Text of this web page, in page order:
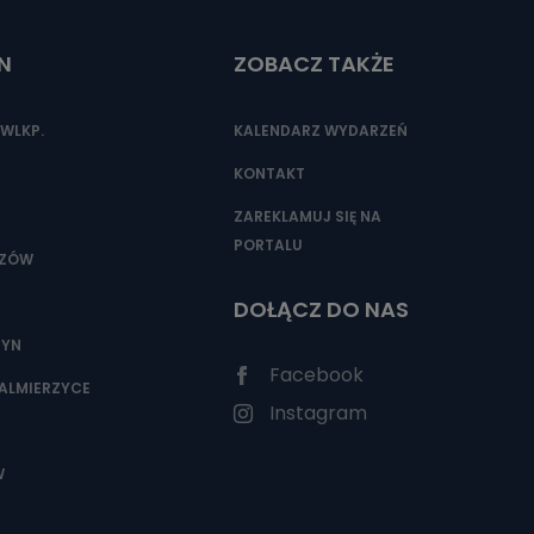
ze
ZOBACZ TAKŻE
KALENDARZ WYDARZEŃ
KONTAKT
ZAREKLAMUJ SIĘ NA
PORTALU
DOŁĄCZ DO NAS
Facebook
Instagram